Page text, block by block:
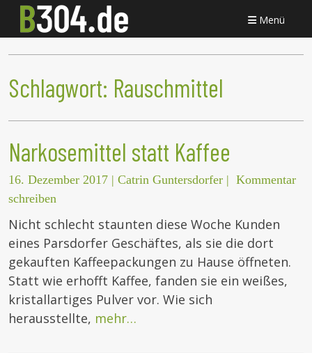
Menü
Schlagwort: Rauschmittel
Narkosemittel statt Kaffee
16. Dezember 2017 | Catrin Guntersdorfer | Kommentar
schreiben
Nicht schlecht staunten diese Woche Kunden
eines Parsdorfer Geschäftes, als sie die dort
gekauften Kaffeepackungen zu Hause öffneten.
Statt wie erhofft Kaffee, fanden sie ein weißes,
kristallartiges Pulver vor. Wie sich
herausstellte, mehr…